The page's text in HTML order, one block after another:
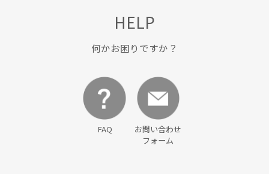
HELP
何かお困りですか？
FAQ
お問い合わせ
フォーム